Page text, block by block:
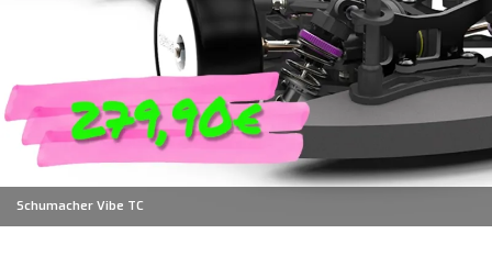
Schumacher Vibe TC